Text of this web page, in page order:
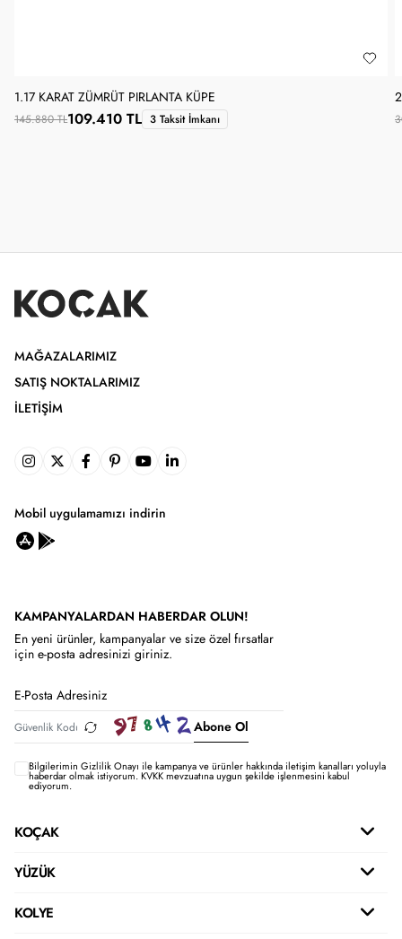
1.17 KARAT ZÜMRÜT PIRLANTA KÜPE
145.880 TL109.410 TL 3 Taksit İmkanı
MAĞAZALARIMIZ
SATIŞ NOKTALARIMIZ
İLETIŞIM
Mobil uygulamamızı indirin
KAMPANYALARDAN HABERDAR OLUN!
En yeni ürünler, kampanyalar ve size özel fırsatlar
için e-posta adresinizi giriniz.
Abone Ol
Bilgilerimin Gizlilik Onayı ile kampanya ve ürünler hakkında iletişim kanalları yoluyla
haberdar olmak istiyorum.KVKK mevzuatına uygun şekilde işlenmesini kabul
ediyorum.
KOÇAK
YÜZÜK
KOLYE